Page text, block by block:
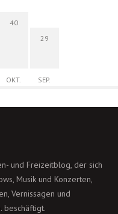
40
OKT.
29
SEP.
und Freizeitblog, der sich
Musik und Konzerten,
Vernissagen und
beschäftigt.